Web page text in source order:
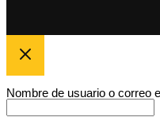
Nombre de usuario o correo